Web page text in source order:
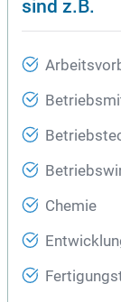
sind z.B.
Chemie